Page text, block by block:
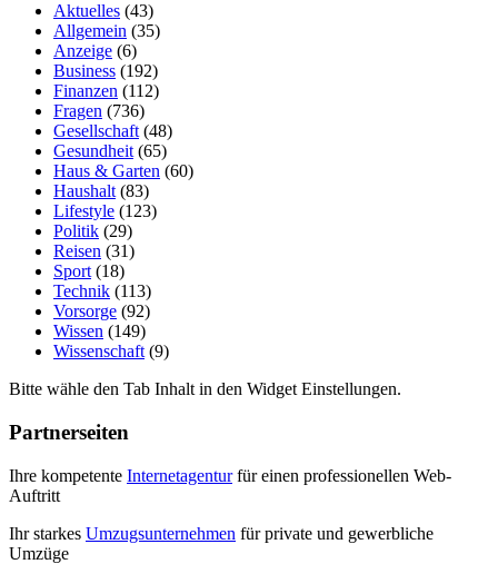
Aktuelles (43)
Allgemein (35)
Anzeige (6)
Business (192)
Finanzen (112)
Fragen (736)
Gesellschaft(48)
Gesundheit(65)
Haus & Garten (60)
Haushalt(83)
Lifestyle (123)
Politik (29)
Reisen (31)
Sport(18)
Technik (113)
Vorsorge (92)
Wissen (149)
Wissenschaft(9)
Bitte wähle den Tab Inhalt in den Widget Einstellungen.
Partnerseiten
Ihre kompetente Internetagenturfür einen professionellen Web-
Auftritt
Ihr starkes Umzugsunternehmen für private und gewerbliche
Umzüge